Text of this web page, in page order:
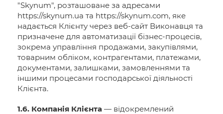
"Skynum", розташоване за адресами
https://skynum.ua та https://skynum.com, яке
надається Клієнту через веб-сайт Виконавця та
призначене для автоматизації бізнес-процесів,
зокрема управління продажами, закупівлями,
товарним обліком, контрагентами, платежами,
документами, залишками, замовленнями та
іншими процесами господарської діяльності
Клієнта.
1.6. Компанія Клієнта — відокремлений